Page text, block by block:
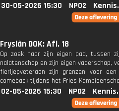
30-05-2026 15:30 NPO2
Fryslân DOK: Afl. 18
Op zoek naar zijn eigen pad, tussen
nalatenschap en zijn eigen vaderschap,
fierljepveteraan zijn grenzen voor een
comeback tijdens het Fries
02-05-2026 15:30 NPO2